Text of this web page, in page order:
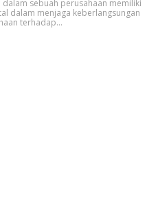
dalam sebuah perusahaan memiliki
dalam menjaga keberlangsungan
terhadap...